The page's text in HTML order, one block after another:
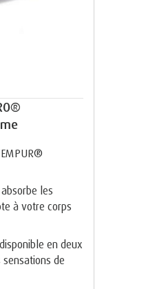
les
à votre corps
en deux
de